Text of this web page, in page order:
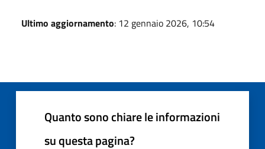
Ultimo aggiornamento: 12 gennaio 2026, 10:54
Quanto sono chiare le informazioni
su questa pagina?